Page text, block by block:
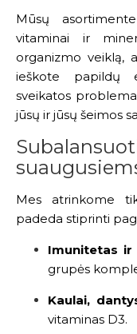
Mūsų
vitaminai ir
organizmo veiklą,
ieškote papildų
sveikatos
jūsų ir jūsų šeimos
Mes atrinkome
padeda stiprinti
Imunitetas ir
grupės
Kaulai,
vitaminas D3.